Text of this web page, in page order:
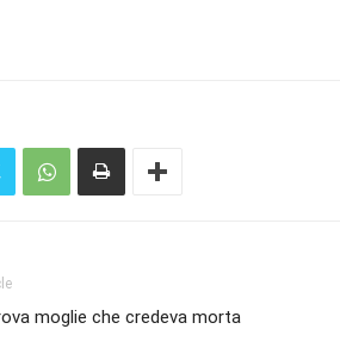
moglie che credeva morta